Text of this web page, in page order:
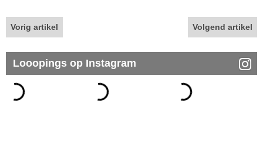
Vorig artikel Volgend artikel
Looopings op Instagram